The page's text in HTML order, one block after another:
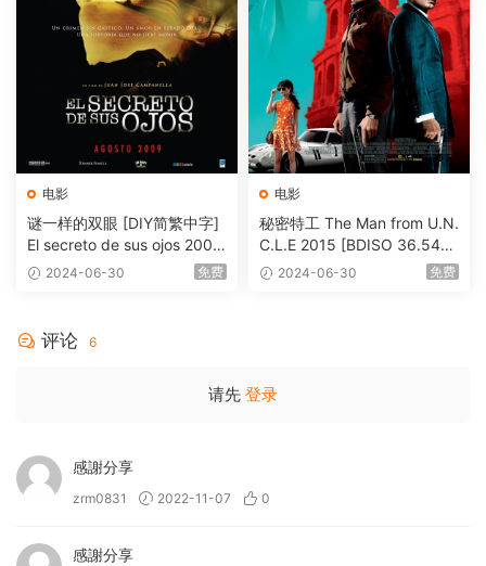
电影
谜一样的双眼 [DIY简繁中字]
El secreto de sus ojos 2009
1080p Blu-ray AVC DTS-HD
2024-06-30 免费
电影
秘密特工 The Man from U.N.
C.L.E 2015 [BDISO 36.54G
B] 2024-06-30 免费
评论 6
请先 登录
感謝分享
zrm0831 2022-11-07 0
感謝分享